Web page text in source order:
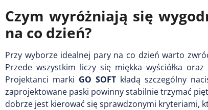
Czym wyróżniają się
na co dzień?
Przy wyborze idealnej pary na co dzień warto
Przede wszystkim liczy się miękka wyściółka
Projektanci marki GO SOFT kładą szczególny
zaprojektowane paski powinny stabilnie trzymać
dobrze jest kierować się sprawdzonymi kryteriami,